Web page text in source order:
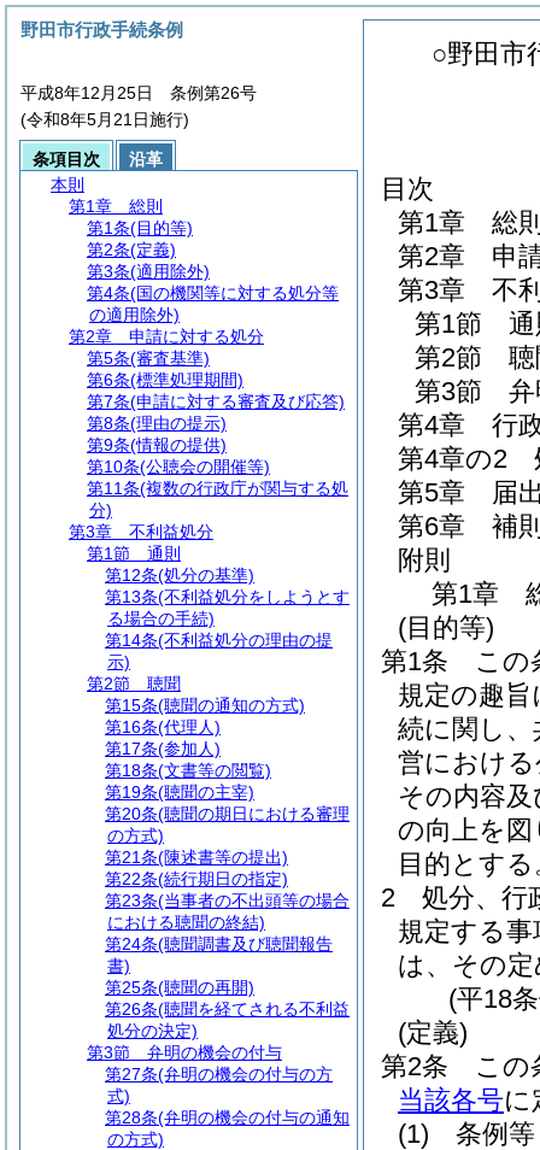
○野田市
目次
第1章
総
第2章
申
第3章
不
第1節
第2節
第3節
第4章
行
第4章の2
第5章
届
第6章
補
附則
第1章
(目的等)
第1条
この
規定の趣
続に関し
営におけ
その内容
の向上を
目的とする
2
処分、行
規定する
は、その
(平18
(定義)
第2条
この
当該各号に
(1)
条例
野田市行政手続条例
平成8年12月25日 条例第26号
(令和8年5月21日施行)
条項目次
沿革
本則
第1章
総則
第1条(目的等)
第2条(定義)
第3条(適用除外)
第4条(国の機関等に対する処分等
の適用除外)
第2章
申請に対する処分
第5条(審査基準)
第6条(標準処理期間)
第7条(申請に対する審査及び応答)
第8条(理由の提示)
第9条(情報の提供)
第10条(公聴会の開催等)
第11条(複数の行政庁が関与する処
分)
第3章
不利益処分
第1節
通則
第12条(処分の基準)
第13条(不利益処分をしようとす
る場合の手続)
第14条(不利益処分の理由の提
示)
第2節
聴聞
第15条(聴聞の通知の方式)
第16条(代理人)
第17条(参加人)
第18条(文書等の閲覧)
第19条(聴聞の主宰)
第20条(聴聞の期日における審理
の方式)
第21条(陳述書等の提出)
第22条(続行期日の指定)
第23条(当事者の不出頭等の場合
における聴聞の終結)
第24条(聴聞調書及び聴聞報告
書)
第25条(聴聞の再開)
第26条(聴聞を経てされる不利益
処分の決定)
第3節
弁明の機会の付与
第27条(弁明の機会の付与の方
式)
第28条(弁明の機会の付与の通知
の方式)